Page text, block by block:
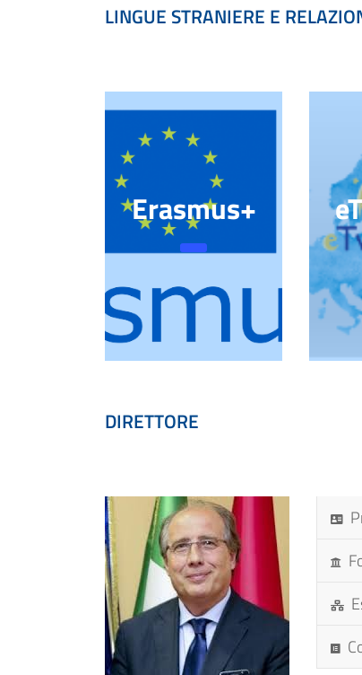
LINGUE STRANIERE E
Erasmus+
DIRETTORE